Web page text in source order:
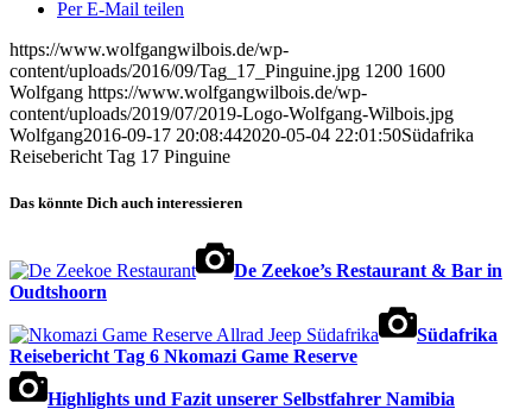
Per E-Mail teilen
https://www.wolfgangwilbois.de/wp-
content/uploads/2016/09/Tag_17_Pinguine.jpg 1200 1600
Wolfgang https://www.wolfgangwilbois.de/wp-
content/uploads/2019/07/2019-Logo-Wolfgang-Wilbois.jpg
Wolfgang2016-09-17 20:08:442020-05-04 22:01:50Südafrika
Reisebericht Tag 17 Pinguine
Das könnte Dich auch interessieren
De Zeekoe’s Restaurant & Bar in
Oudtshoorn
Südafrika
Reisebericht Tag 6 Nkomazi Game Reserve
Highlights und Fazit unserer Selbstfahrer Namibia